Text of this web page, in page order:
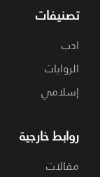
تصنيفات
ادب
الروايات
إسلامي
روابط خارجية
مقالات